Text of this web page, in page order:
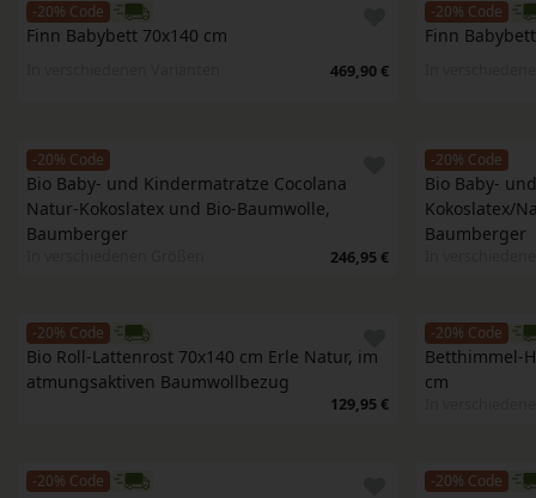
-20% Code
Finn Babybett 70x140 cm
469,90 €
-20% Code
Finn
-20% Code
Bio Baby- und Kindermatratze Cocolana
Natur-Kokoslatex und Bio-Baumwolle,
Baumberger
246,95 €
-20% Code
Bio Baby-
Kokoslatex/
Baumberger
-20% Code
Bio Roll-Lattenrost 70x140 cm Erle Natur, im
atmungsaktiven Baumwollbezug
129,95 €
-20% Code
Betthimmel-
cm
-20% Code -20% Code